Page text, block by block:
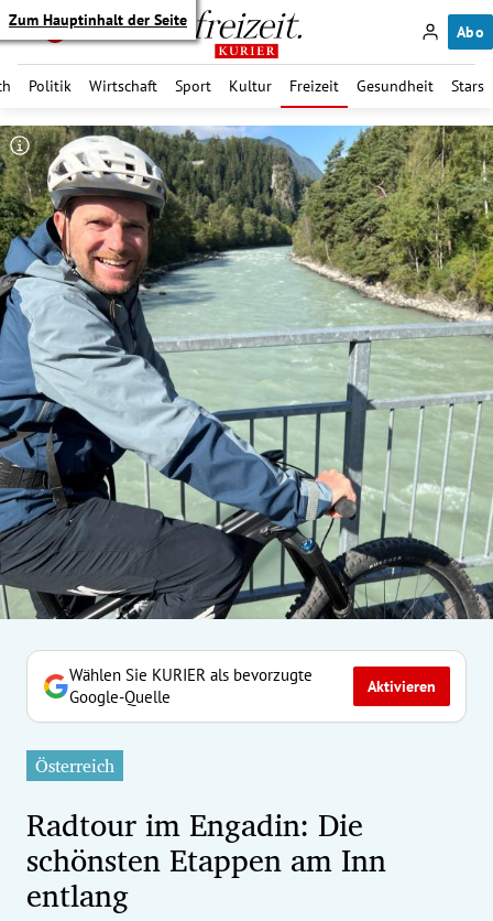
Zum Hauptinhalt der Seite
Abo
Politik Wirtschaft Sport Kultur Freizeit Gesundheit Stars
Untermenü
Untermenü
Untermenü
Untermenü
Untermenü
Untermenü
Untermenü
Untermenü
Untermenü
Wählen Sie KURIER als bevorzugte
Google-Quelle
Aktivieren
Österreich
Radtour im Engadin: Die
schönsten Etappen am Inn
entlang